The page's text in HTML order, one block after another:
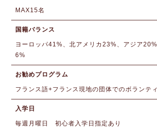
MAX15名
国籍バランス
ヨーロッパ41%、北アメリカ23%、アジア
6%
お勧めプログラム
フランス語+フランス現地の団体でのボランテ
入学日
毎週月曜日 初心者入学日指定あり